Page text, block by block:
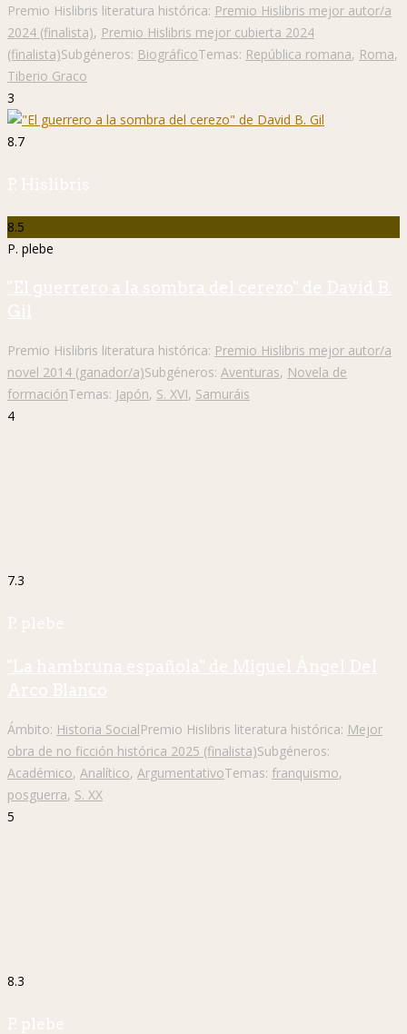
Premio Hislibris literatura histórica: Premio Hislibris mejor autor/a
2024 (finalista), Premio Hislibris mejor cubierta 2024
(finalista)Subgéneros: BiográficoTemas: República romana, Roma,
Tiberio Graco
3
8.7
P. Hislibris
8.5
P. plebe
"El guerrero a la sombra del cerezo" de David B.
Gil
Premio Hislibris literatura histórica: Premio Hislibris mejor autor/a
novel 2014 (ganador/a)Subgéneros: Aventuras, Novela de
formaciónTemas: Japón, S. XVI, Samuráis
4
7.3
P. plebe
"La hambruna española" de Miguel Ángel Del
Arco Blanco
Ámbito: Historia SocialPremio Hislibris literatura histórica: Mejor
obra de no ficción histórica 2025 (finalista)Subgéneros:
Académico, Analítico, ArgumentativoTemas: franquismo,
posguerra, S. XX
5
8.3
P. plebe